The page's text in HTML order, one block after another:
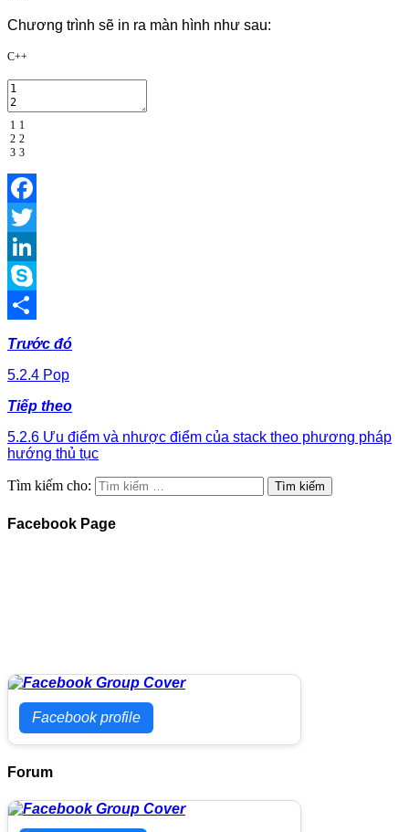
Chương trình sẽ in ra màn hình như sau:
C++
1
2
3
1
2
3
Facebook
Twitter
LinkedIn
Skype
Share
Trước đó
5.2.4 Pop
Tiếp theo
5.2.6 Ưu điểm và nhược điểm của stack theo phương pháp
hướng thủ tục
Tìm kiếm cho:
Facebook Page
Facebook profile
Forum